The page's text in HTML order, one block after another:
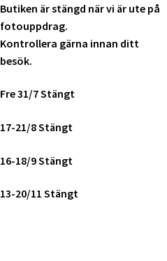
Butiken är stängd när vi är ute på
fotouppdrag.
Kontrollera gärna innan ditt
besök.
Fre 31/7 Stängt
17-21/8 Stängt
16-18/9 Stängt
13-20/11 Stängt